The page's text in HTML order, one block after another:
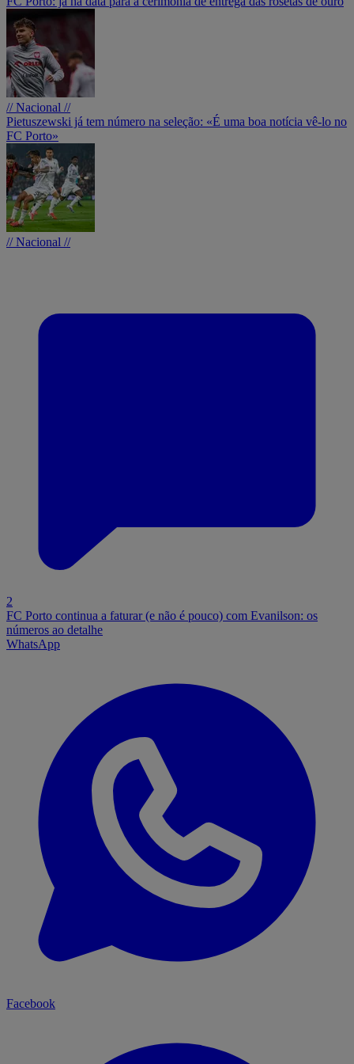
// Nacional //
Pietuszewski já tem número na seleção: «É uma boa notícia vê-lo no
FC Porto»
// Nacional //
2
FC Porto continua a faturar (e não é pouco) com Evanilson: os
números ao detalhe
WhatsApp
Facebook